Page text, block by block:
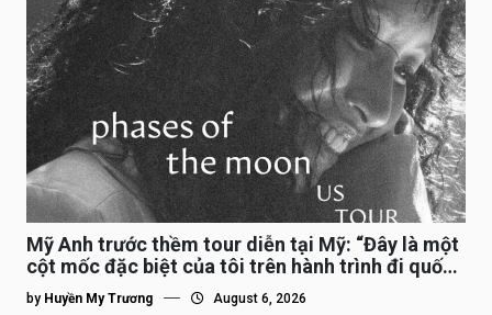
Mỹ Anh trước thềm tour diễn tại Mỹ: “Đây là một
cột mốc đặc biệt của tôi trên hành trình đi quốc
tế”
by Huyền My Trương August 6, 2026